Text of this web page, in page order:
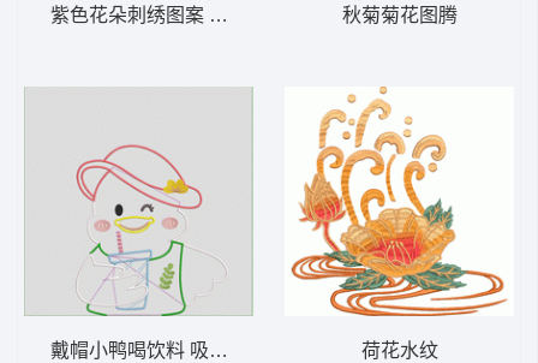
紫色花朵刺绣图案 苏绣花朵
戴帽小鸭喝饮料 吸管鸭- 贴布
秋菊菊花图腾
荷花水纹